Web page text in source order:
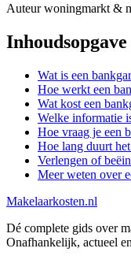
Auteur woningmarkt &
Inhoudsopgave
Wat is een
Hoe werkt een
Wat kost een
Welke informatie
Hoe vraag je een
Hoe lang duurt
Verlengen of
Meer weten over
Makelaarkosten.nl
Dé complete gids over
Onafhankelijk, actueel